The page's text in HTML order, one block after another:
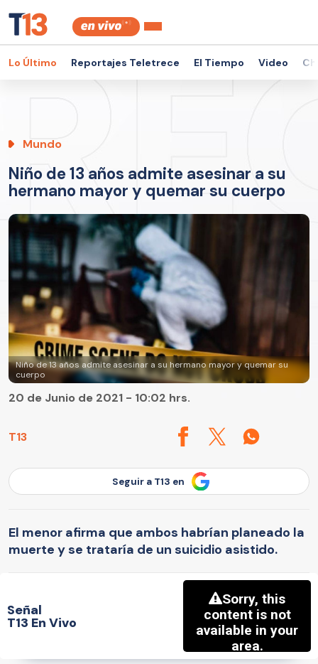
Lo Último Reportajes Teletrece El Tiempo Video
Mundo
Niño de 13 años admite asesinar a su
hermano mayor y quemar su cuerpo
Niño de 13 años admite asesinar a su hermano mayor y quemar su
cuerpo
T13
20 de Junio de 2021 - 10:02 hrs.
Seguir a T13 en
El menor afirma que ambos habrían planeado la
muerte y se trataría de un suicidio asistido.
Señal
T13 En Vivo